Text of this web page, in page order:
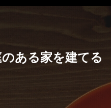
ある家を建てる